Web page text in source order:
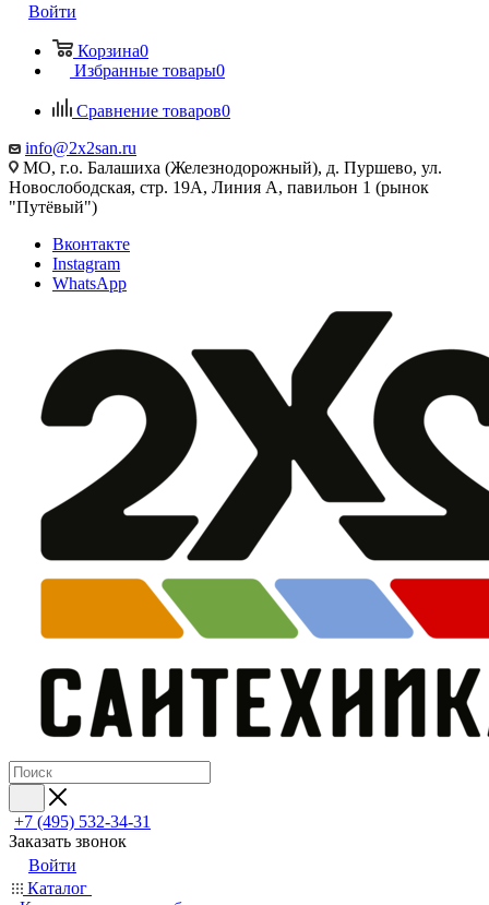
Войти
Корзина0
Избранные товары0
Сравнение товаров0
info@2x2san.ru
МО, г.о. Балашиха (Железнодорожный), д. Пуршево, ул.
Новослободская, стр. 19А, Линия А, павильон 1 (рынок
"Путёвый")
Вконтакте
Instagram
WhatsApp
+7 (495) 532‑34‑31
Заказать звонок
Войти
Каталог